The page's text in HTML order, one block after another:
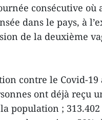
consécutive où
dans le pays, à
de la deuxième
contre le Covid-19
ont déjà reçu
population ;